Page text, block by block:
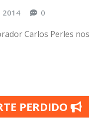
2014 0
Carlos Perles
PERDIDO